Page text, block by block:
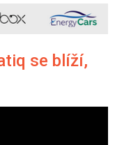
se blíží,